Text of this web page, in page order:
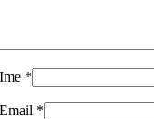
Ime *
Email *